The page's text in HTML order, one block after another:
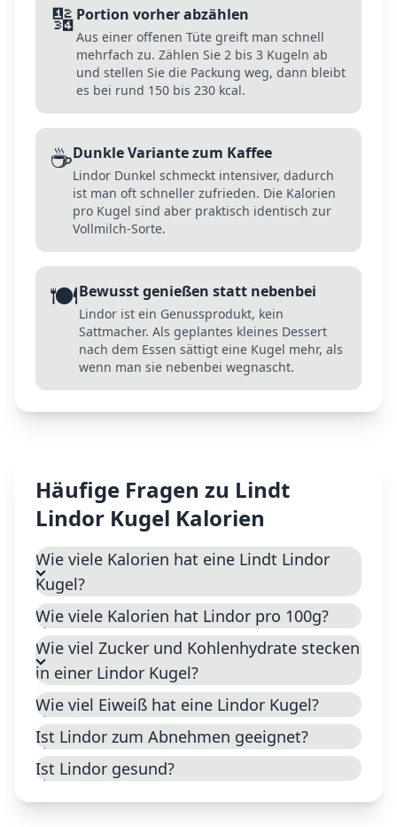
🔢Portion vorher abzählen
Aus einer offenen Tüte greift man schnell
mehrfach zu. Zählen Sie 2 bis 3 Kugeln ab
und stellen Sie die Packung weg, dann bleibt
es bei rund 150 bis 230 kcal.
☕Dunkle Variante zum Kaffee
Lindor Dunkel schmeckt intensiver, dadurch
ist man oft schneller zufrieden. Die Kalorien
pro Kugel sind aber praktisch identisch zur
Vollmilch-Sorte.
🍽️Bewusst genießen statt nebenbei
Lindor ist ein Genussprodukt, kein
Sattmacher. Als geplantes kleines Dessert
nach dem Essen sättigt eine Kugel mehr, als
wenn man sie nebenbei wegnascht.
Häufige Fragen zu Lindt
Lindor Kugel Kalorien
Wie viele Kalorien hat eine Lindt Lindor
Kugel?
Wie viele Kalorien hat Lindor pro 100g?
Wie viel Zucker und Kohlenhydrate stecken
in einer Lindor Kugel?
Wie viel Eiweiß hat eine Lindor Kugel?
Ist Lindor zum Abnehmen geeignet?
Ist Lindor gesund?